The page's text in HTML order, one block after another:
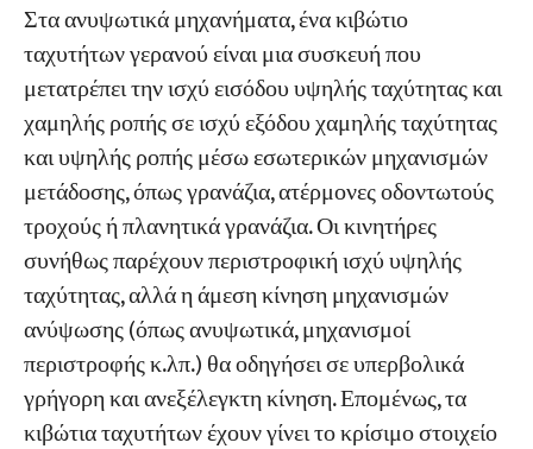
Στα ανυψωτικά μηχανήματα, ένα κιβώτιο
ταχυτήτων γερανού είναι μια συσκευή που
μετατρέπει την ισχύ εισόδου υψηλής ταχύτητας και
χαμηλής ροπής σε ισχύ εξόδου χαμηλής ταχύτητας
και υψηλής ροπής μέσω εσωτερικών μηχανισμών
μετάδοσης, όπως γρανάζια, ατέρμονες οδοντωτούς
τροχούς ή πλανητικά γρανάζια. Οι κινητήρες
συνήθως παρέχουν περιστροφική ισχύ υψηλής
ταχύτητας, αλλά η άμεση κίνηση μηχανισμών
ανύψωσης (όπως ανυψωτικά, μηχανισμοί
περιστροφής κ.λπ.) θα οδηγήσει σε υπερβολικά
γρήγορη και ανεξέλεγκτη κίνηση. Επομένως, τα
κιβώτια ταχυτήτων έχουν γίνει το κρίσιμο στοιχείο